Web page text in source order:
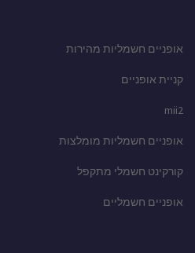
אופניים חשמליות מהירות
קניית אופניים
mii2
אופניים חשמליות מומלצות
קורקינט חשמלי מתקפל
אופניים חשמליים